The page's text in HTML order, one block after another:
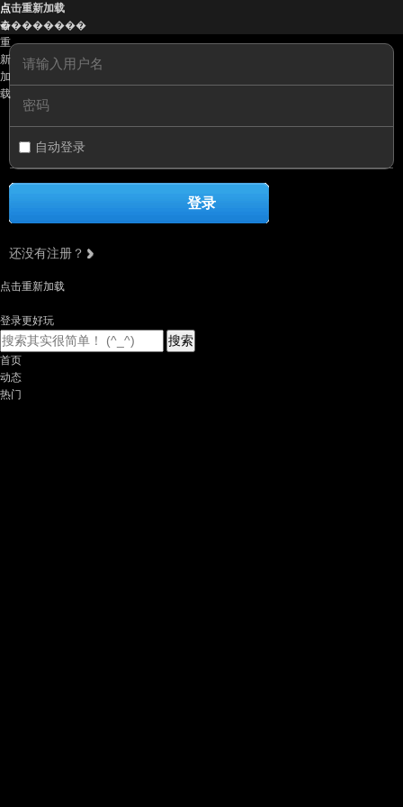
点
击
重
新
加
载
点击重新加载
��������
自动登录
登录
还没有注册？
点击重新加载
登录更好玩
搜索
首页
动态
热门